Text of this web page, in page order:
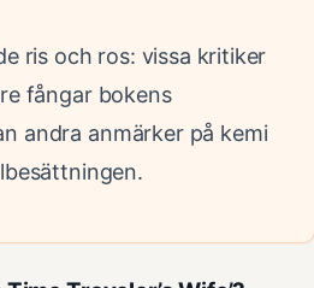
ris och ros: vissa kritiker
fångar bokens
andra anmärker på kemi